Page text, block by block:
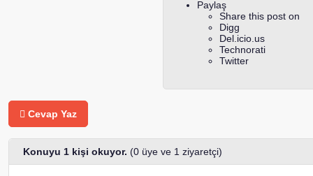
Paylaş
Share this post on
Digg
Del.icio.us
Technorati
Twitter
Cevap Yaz
Konuyu 1 kişi okuyor. (0 üye ve 1 ziyaretçi)